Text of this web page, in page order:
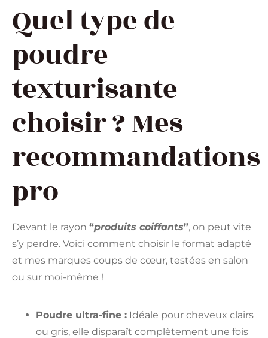
Quel type de
poudre
texturisante
choisir ? Mes
recommandations
pro
Devant le rayon “produits coiffants”, on peut vite
s’y perdre. Voici comment choisir le format adapté
et mes marques coups de cœur, testées en salon
ou sur moi-même !
Poudre ultra-fine : Idéale pour cheveux clairs
ou gris, elle disparaît complètement une fois